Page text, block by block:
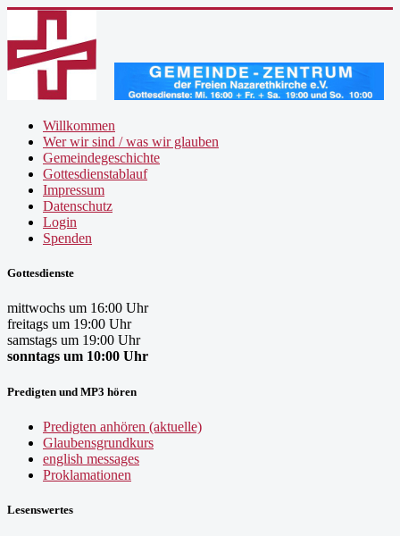
Willkommen
Wer wir sind / was wir glauben
Gemeindegeschichte
Gottesdienstablauf
Impressum
Datenschutz
Login
Spenden
Gottesdienste
mittwochs um 16:00 Uhr
freitags um 19:00 Uhr
samstags um 19:00 Uhr
sonntags um 10:00 Uhr
Predigten und MP3 hören
Predigten anhören (aktuelle)
Glaubensgrundkurs
english messages
Proklamationen
Lesenswertes